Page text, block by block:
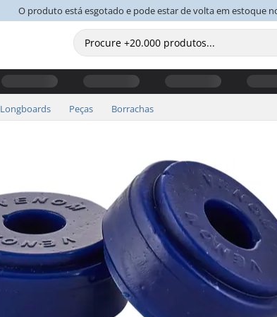
O produto está esgotado e pode estar de volta em estoque
Longboards Peças Borrachas